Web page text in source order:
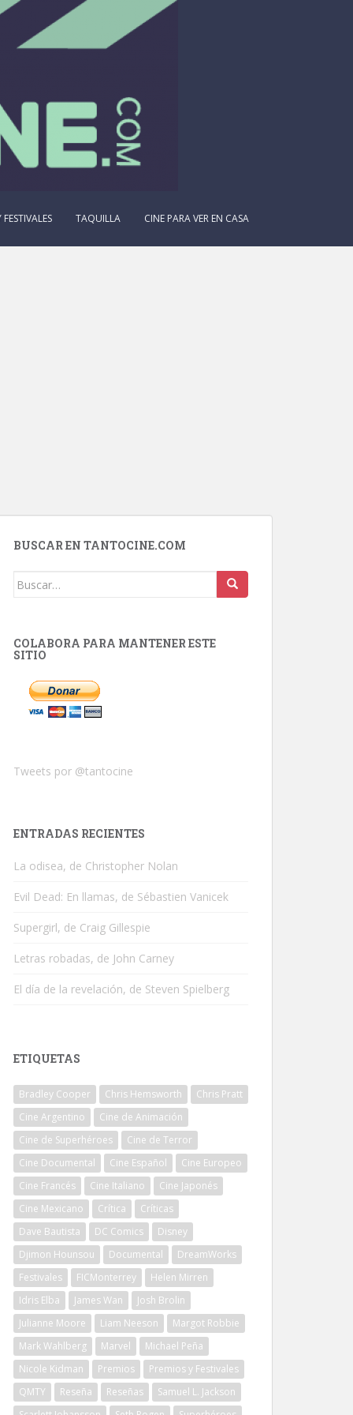
TAQUILLA CINE PARA VER EN CASA
BUSCAR EN TANTOCINE.COM
Buscar:
COLABORA PARA MANTENER ESTE
SITIO
Tweets por @tantocine
ENTRADAS RECIENTES
La odisea, de Christopher Nolan
Evil Dead: En llamas, de Sébastien Vanicek
Supergirl, de Craig Gillespie
Letras robadas, de John Carney
El día de la revelación, de Steven Spielberg
ETIQUETAS
Bradley Cooper Chris Hemsworth
Chris Pratt
Cine Argentino
Cine de Animación
Cine de Superhéroes
Cine de Terror
Cine Documental
Cine Español
Cine Europeo
Cine Francés
Cine Italiano
Cine Japonés
Cine Mexicano
Crítica
Críticas
Dave Bautista
DC Comics
Disney
Djimon Hounsou
Documental
DreamWorks
Festivales
FICMonterrey
Helen Mirren
Idris Elba
James Wan
Josh Brolin
Julianne Moore
Liam Neeson
Margot Robbie
Mark Wahlberg
Marvel
Michael Peña
Nicole Kidman
Premios
Premios y Festivales
QMTY
Reseña Reseñas
Samuel L. Jackson